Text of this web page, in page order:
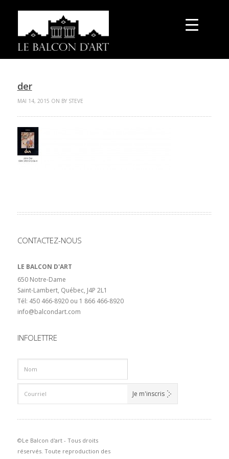
der
MAI 14, 2015 ON BY STEVE
CONTACTEZ-NOUS
LE BALCON D'ART
650 Notre-Dame
Saint-Lambert, Québec, J4P 2L1
Tél: 450 466-8920 ou 1 866 466-8920
info@balcondart.com
INFOLETTRE
©Le Balcon d'art - Tous droits
réservés. Toute reproduction des